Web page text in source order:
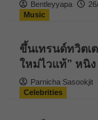
Bentleyyapa
Music
ขึ้นเทรนด์ทวิตเ
ใหม่ไวแท้” หนิ
Parnicha Sasookjit
Celebrities